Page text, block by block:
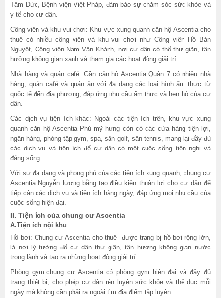
Tâm Đức, Bệnh viện Việt Pháp, đảm bảo sự chăm sóc sức khỏe và
y tế cho cư dân.
Công viên và khu vui chơi: Khu vực xung quanh căn hộ Ascentia cho
thuê có nhiều công viên và khu vui chơi như Công viên Hồ Bán
Nguyệt, Công viên Nam Vân Khánh, nơi cư dân có thể thư giãn, tận
hưởng không gian xanh và tham gia các hoạt động giải trí.
Nhà hàng và quán café: Gần căn hộ Ascentia Quận 7 có nhiều nhà
hàng, quán café và quán ăn với đa dạng các loại hình ẩm thực từ
quốc tế đến địa phương, đáp ứng nhu cầu ẩm thực và hẹn hò của cư
dân.
Các dịch vụ tiện ích khác: Ngoài các tiện ích trên, khu vực xung
quanh căn hộ Ascentia Phú mỹ hưng còn có các cửa hàng tiện lợi,
ngân hàng, phòng tập gym, spa, sân golf, sân tennis, mang lại đầy đủ
các dịch vụ và tiện ích để cư dân có một cuộc sống tiện nghi và
đáng sống.
Với sự đa dạng và phong phú của các tiện ích xung quanh, chung cư
Ascentia Nguyễn lương bằng tạo điều kiện thuận lợi cho cư dân để
tiếp cận các dịch vụ và tiện ích hàng ngày, đáp ứng mọi nhu cầu của
cuộc sống hiện đại.
II. Tiện ích của chung cư Ascentia
A.Tiện ích nội khu
Hồ bơi: Chung cư Ascentia cho thuê được trang bị hồ bơi rộng lớn,
là nơi lý tưởng để cư dân thư giãn, tận hưởng không gian nước
trong lành và tạo ra những hoạt động giải trí.
Phòng gym:chung cư Ascentia có phòng gym hiện đại và đầy đủ
trang thiết bị, cho phép cư dân rèn luyện sức khỏe và thể dục mỗi
ngày mà không cần phải ra ngoài tìm địa điểm tập luyện.